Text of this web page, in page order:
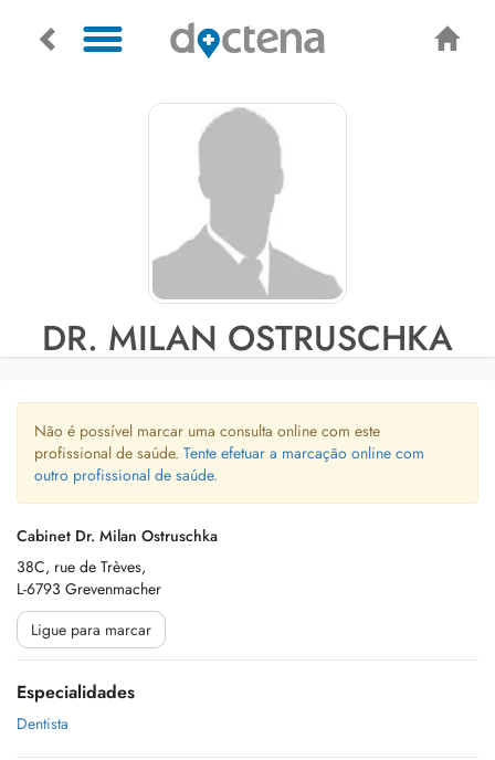
DR. MILAN OSTRUSCHKA
Não é possível marcar uma consulta online com este
profissional de saúde. Tente efetuar a marcação online com
outro profissional de saúde.
Cabinet Dr. Milan Ostruschka
38C, rue de Trèves,
L-6793 Grevenmacher
Ligue para marcar
Especialidades
Dentista